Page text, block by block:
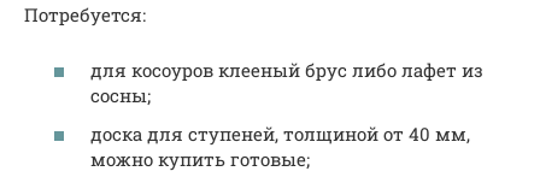
Потребуется:
для косоуров клееный брус либо лафет из
сосны;
доска для ступеней, толщиной от 40 мм,
можно купить готовые;